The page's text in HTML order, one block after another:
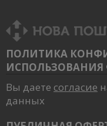
ПОЛИТИКА
ИСПОЛЬЗОВАНИЯ
Вы даете согласие
данных